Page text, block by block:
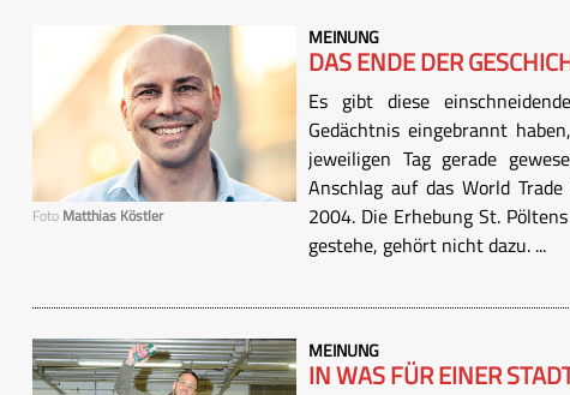
Foto Matthias Köstler
MEINUNG
DAS ENDE DER
Es gibt diese
Gedächtnis eingebrannt
jeweiligen Tag gerade
Anschlag auf das World
2004. Die Erhebung St.
gestehe, gehört nicht dazu. ...
MEINUNG
IN WAS FÜR EINER